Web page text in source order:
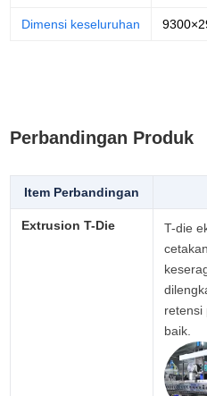
Dimensi keseluruhan
Perbandingan Produk
Item Perbandingan
Extrusion T-Die
T-die
retensi
baik.